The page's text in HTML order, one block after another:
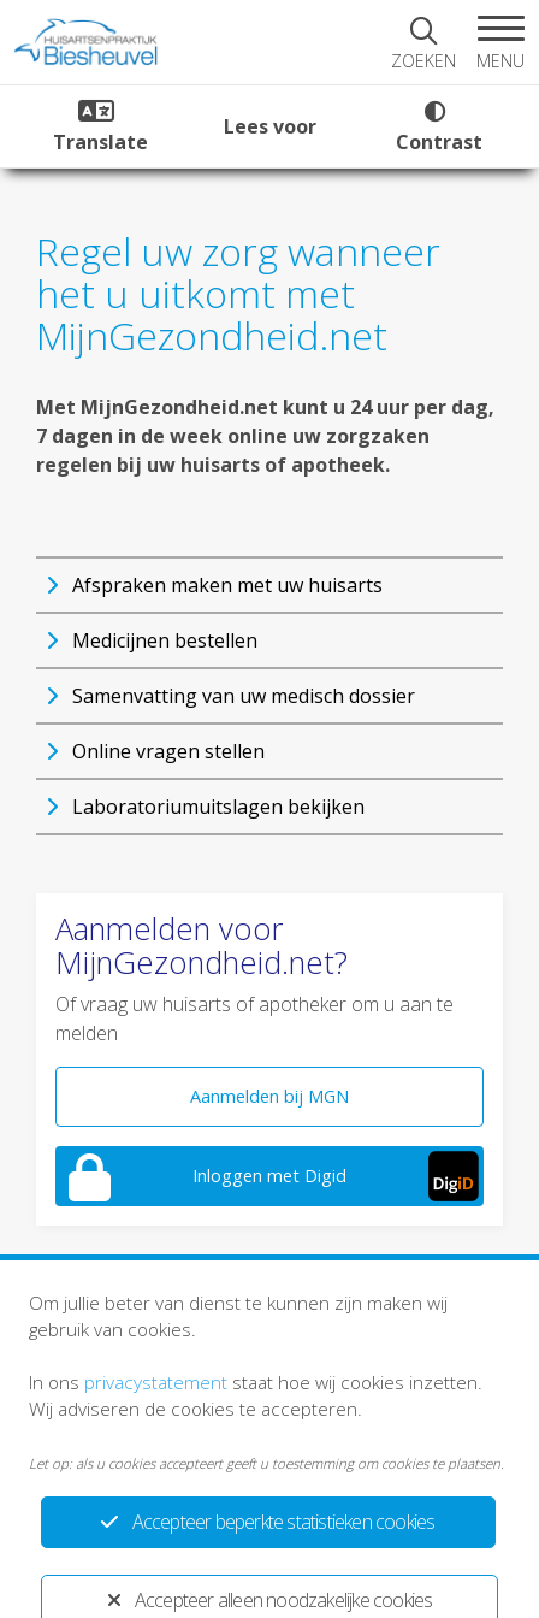
ZOEKEN MENU
Translate
Lees voor
Contrast
Regel uw zorg wanneer
het u uitkomt met
MijnGezondheid.net
Met MijnGezondheid.net kunt u 24 uur per dag,
7 dagen in de week online uw zorgzaken
regelen bij uw huisarts of apotheek.
Afspraken maken met uw huisarts
Medicijnen bestellen
Samenvatting van uw medisch dossier
Online vragen stellen
Laboratoriumuitslagen bekijken
Aanmelden voor
MijnGezondheid.net?
Of vraag uw huisarts of apotheker om u aan te
melden
Aanmelden bij MGN
Inloggen met Digid
Privacystatement Disclaimer
Accepteer alleen noodzakelijke cookies
Accepteer beperkte statistieken cookies
Om jullie beter van dienst te kunnen zijn maken wij
gebruik van cookies.
In ons privacystatement staat hoe wij cookies inzetten.
Wij adviseren de cookies te accepteren.
Let op: als u cookies accepteert geeft u toestemming om cookies te plaatsen.